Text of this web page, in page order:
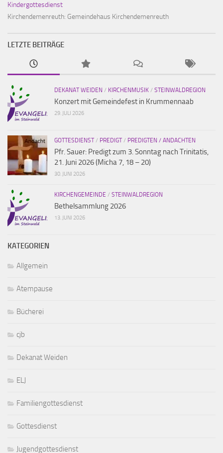
Kindergottesdienst
Kirchendemenreuth: Gemeindehaus Kirchendemenreuth
LETZTE BEITRÄGE
DEKANAT WEIDEN / KIRCHENMUSIK / STEINWALDREGION
Konzert mit Gemeindefest in Krummennaab
29. JULI 2026
GOTTESDIENST/ PREDIGT/ PREDIGTEN / ANDACHTEN
Pfr. Sauer: Predigt zum 3. Sonntag nach Trinitatis,
21. Juni 2026 (Micha 7, 18 – 20)
30. JUNI 2026
KIRCHENGEMEINDE / STEINWALDREGION
Bethelsammlung 2026
13. JUNI 2026
KATEGORIEN
Allgemein
Atempause
Bücherei
cjb
Dekanat Weiden
ELJ
Familiengottesdienst
Gottesdienst
Jugendgottesdienst